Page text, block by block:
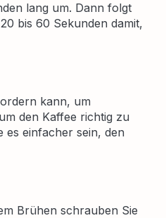
lang um. Dann folgt
bis 60 Sekunden damit,
kann, um
den Kaffee richtig zu
es einfacher sein, den
Brühen schrauben Sie